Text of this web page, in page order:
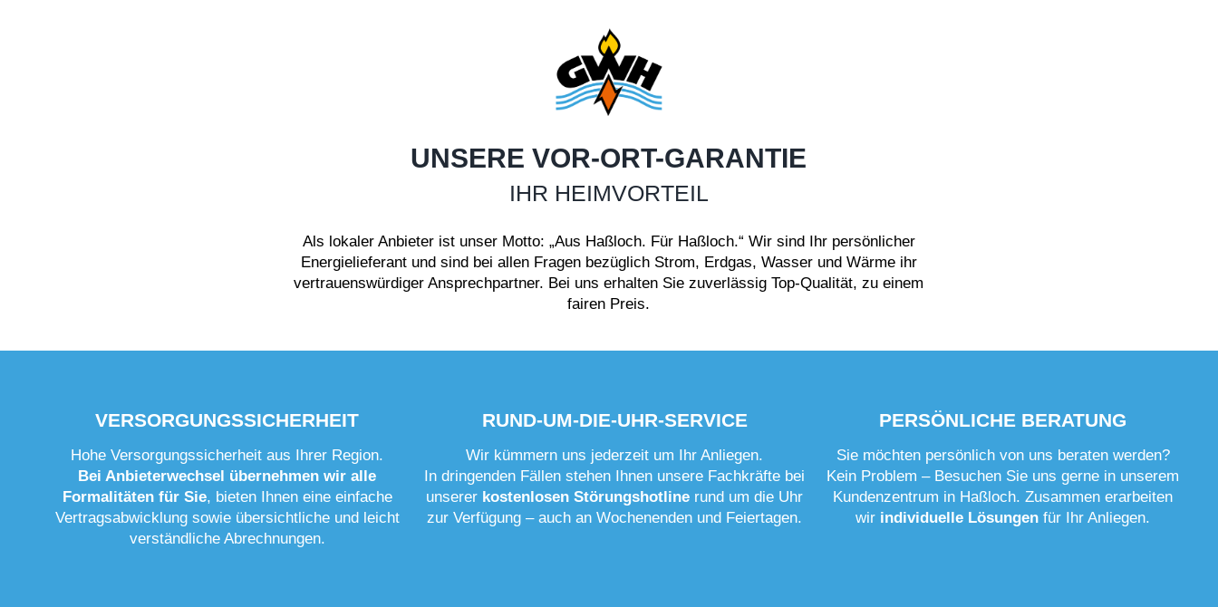
UNSERE VOR-ORT-GARANTIE
IHR HEIMVORTEIL
Als lokaler Anbieter ist unser Motto: „Aus Haßloch. Für Haßloch.“ Wir sind Ihr persönlicher
Energielieferant und sind bei allen Fragen bezüglich Strom, Erdgas, Wasser und Wärme ihr
vertrauenswürdiger Ansprechpartner. Bei uns erhalten Sie zuverlässig Top-Qualität, zu einem
fairen Preis.
VERSORGUNGSSICHERHEIT
Hohe Versorgungssicherheit aus Ihrer Region.
Bei Anbieterwechsel übernehmen wir alle
Formalitäten für Sie, bieten Ihnen eine einfache
Vertragsabwicklung sowie übersichtliche und leicht
verständliche Abrechnungen.
RUND-UM-DIE-UHR-SERVICE
Wir kümmern uns jederzeit um Ihr Anliegen.
In dringenden Fällen stehen Ihnen unsere Fachkräfte bei
unserer kostenlosen Störungshotline rund um die Uhr
zur Verfügung – auch an Wochenenden und Feiertagen.
PERSÖNLICHE BERATUNG
Sie möchten persönlich von uns beraten werden?
Kein Problem – Besuchen Sie uns gerne in unserem
Kundenzentrum in Haßloch. Zusammen erarbeiten
wir individuelle Lösungen für Ihr Anliegen.